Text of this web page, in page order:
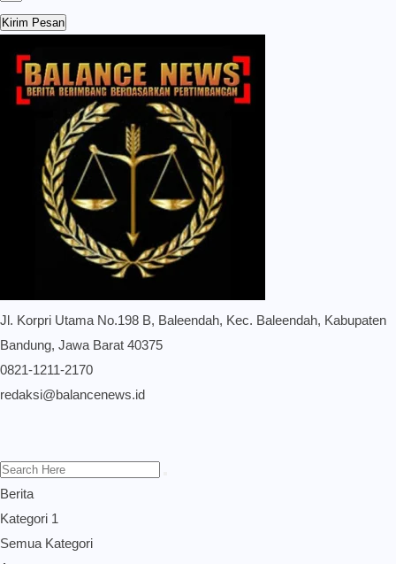
Kirim Pesan
Jl. Korpri Utama No.198 B, Baleendah, Kec. Baleendah, Kabupaten
Bandung, Jawa Barat 40375
0821-1211-2170
redaksi@balancenews.id
Berita
Kategori 1
Semua Kategori